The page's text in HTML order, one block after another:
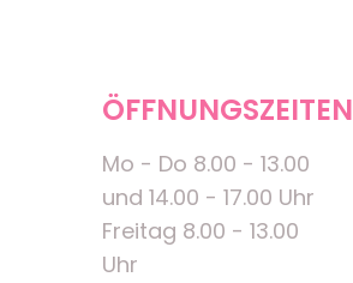
ÖFFNUNGSZEITEN
Mo - Do 8.00 - 13.00
und 14.00 - 17.00 Uhr
Freitag 8.00 - 13.00
Uhr